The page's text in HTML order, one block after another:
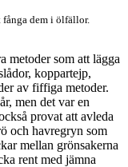
fånga dem i ölfällor.
metoder som att lägga
koppartejp,
av fiffiga metoder.
men det var en
provat att avleda
och havregryn som
mellan grönsakerna
rent med jämna